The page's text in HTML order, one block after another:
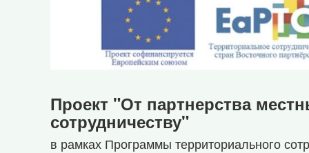
Проект "От партнерства
сотрудничеству"
в рамках Программы территориального